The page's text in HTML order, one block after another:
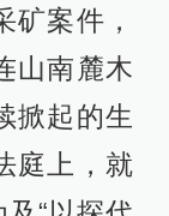
矿案件，
山南麓木
掀起的生
庭上，就